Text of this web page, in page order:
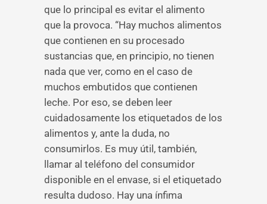
que lo principal es evitar el alimento
que la provoca. “Hay muchos alimentos
que contienen en su procesado
sustancias que, en principio, no tienen
nada que ver, como en el caso de
muchos embutidos que contienen
leche. Por eso, se deben leer
cuidadosamente los etiquetados de los
alimentos y, ante la duda, no
consumirlos. Es muy útil, también,
llamar al teléfono del consumidor
disponible en el envase, si el etiquetado
resulta dudoso. Hay una ínfima